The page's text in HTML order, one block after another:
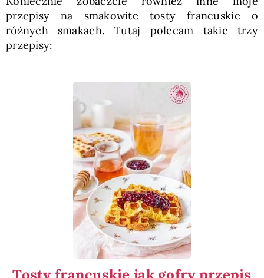
przepisy na smakowite tosty francuskie o
różnych smakach. Tutaj polecam takie trzy
przepisy: